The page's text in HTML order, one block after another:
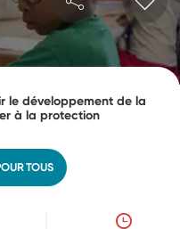
le développement de la
à la protection
TOUS